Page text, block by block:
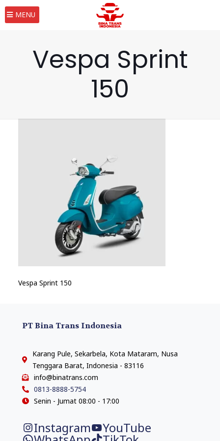
MENU
Vespa Sprint
150
Vespa Sprint 150
PT Bina Trans Indonesia
Karang Pule, Sekarbela, Kota Mataram, Nusa
Tenggara Barat, Indonesia - 83116
info@binatrans.com
0813-8888-5754
Senin - Jumat 08:00 - 17:00
Instagram YouTube